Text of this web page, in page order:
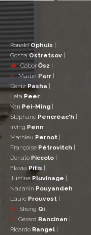
RonaldOphuis |
GoshaOstretsov |
� Gábor Ősz |
P Martin Parr |
DenizPasha |
Leta Peer |
Yan Pei-Ming |
Stéphane Pencréac'h |
Irving Penn |
Mathieu Pernot |
Françoise Pétrovitch |
Donato Piccolo |
Flavia Pitis |
Justine Pluvinage |
Nazanin Pouyandeh |
Laure Prouvost |
Q
Sheng Qi |
R Gérard Rancinan |
Ricardo Rangel |